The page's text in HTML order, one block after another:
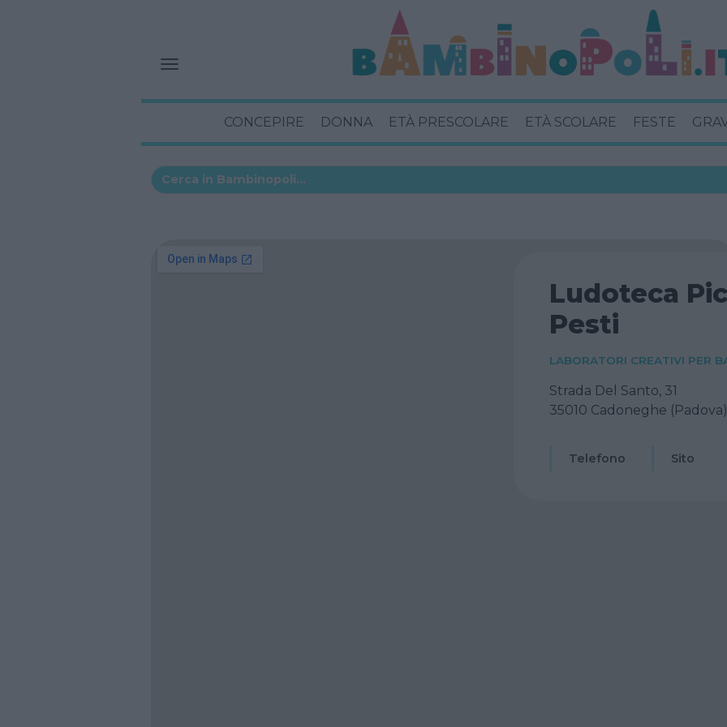
CONCEPIRE DONNA ETÀ PRESCOLARE ETÀ SCOLARE FESTE
Ludoteca
Pesti
LABORATORI CREATIVI PER
Strada Del Santo, 31
35010 Cadoneghe (Padova)
Telefono Sito